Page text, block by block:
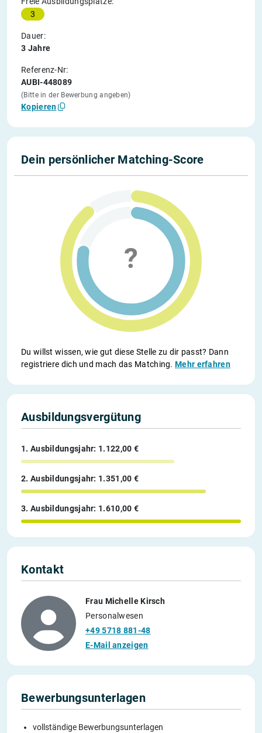
3
Dauer:
3 Jahre
Referenz-Nr:
AUBI-448089
(Bitte in der Bewerbung angeben)
Kopieren
Dein persönlicher Matching-Score
Du willst wissen, wie gut diese Stelle zu dir passt? Dann
registriere dich und mach das Matching.Mehr erfahren
Ausbildungsvergütung
1. Ausbildungsjahr: 1.122,00 €
2. Ausbildungsjahr: 1.351,00 €
3. Ausbildungsjahr: 1.610,00 €
Kontakt
Frau Michelle Kirsch
Personalwesen
+49 5718 881-48
E-Mail anzeigen
Bewerbungsunterlagen
vollständige Bewerbungsunterlagen